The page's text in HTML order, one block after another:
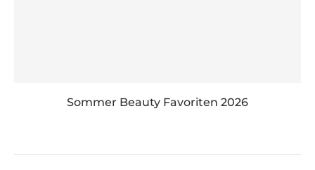
Sommer Beauty Favoriten 2026